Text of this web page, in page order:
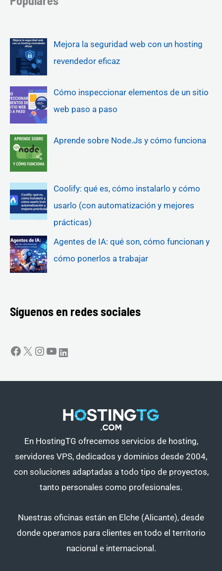
Mejora la seguridad web con un hosting
revendedor eficaz
Cómo inspeccionar elementos de un sitio
web paso a paso
Aprende sobre Node.Js y cómo funciona
Coolify: qué es, cómo instalarlo y cómo
usarlo (con automatización y mejores
prácticas)
Agentes de IA: qué son, cómo funcionan y
cómo ponerlos a trabajar
Síguenos en redes sociales
En HostingTG ofrecemos servicios de hosting,
servidores VPS, dedicados y dominios desde 2004,
con soluciones adaptadas a todo tipo de proyectos,
tanto personales como profesionales.
Nuestras oficinas están en Elche (Alicante), desde
donde operamos para clientes en todo el territorio
nacional e internacional.